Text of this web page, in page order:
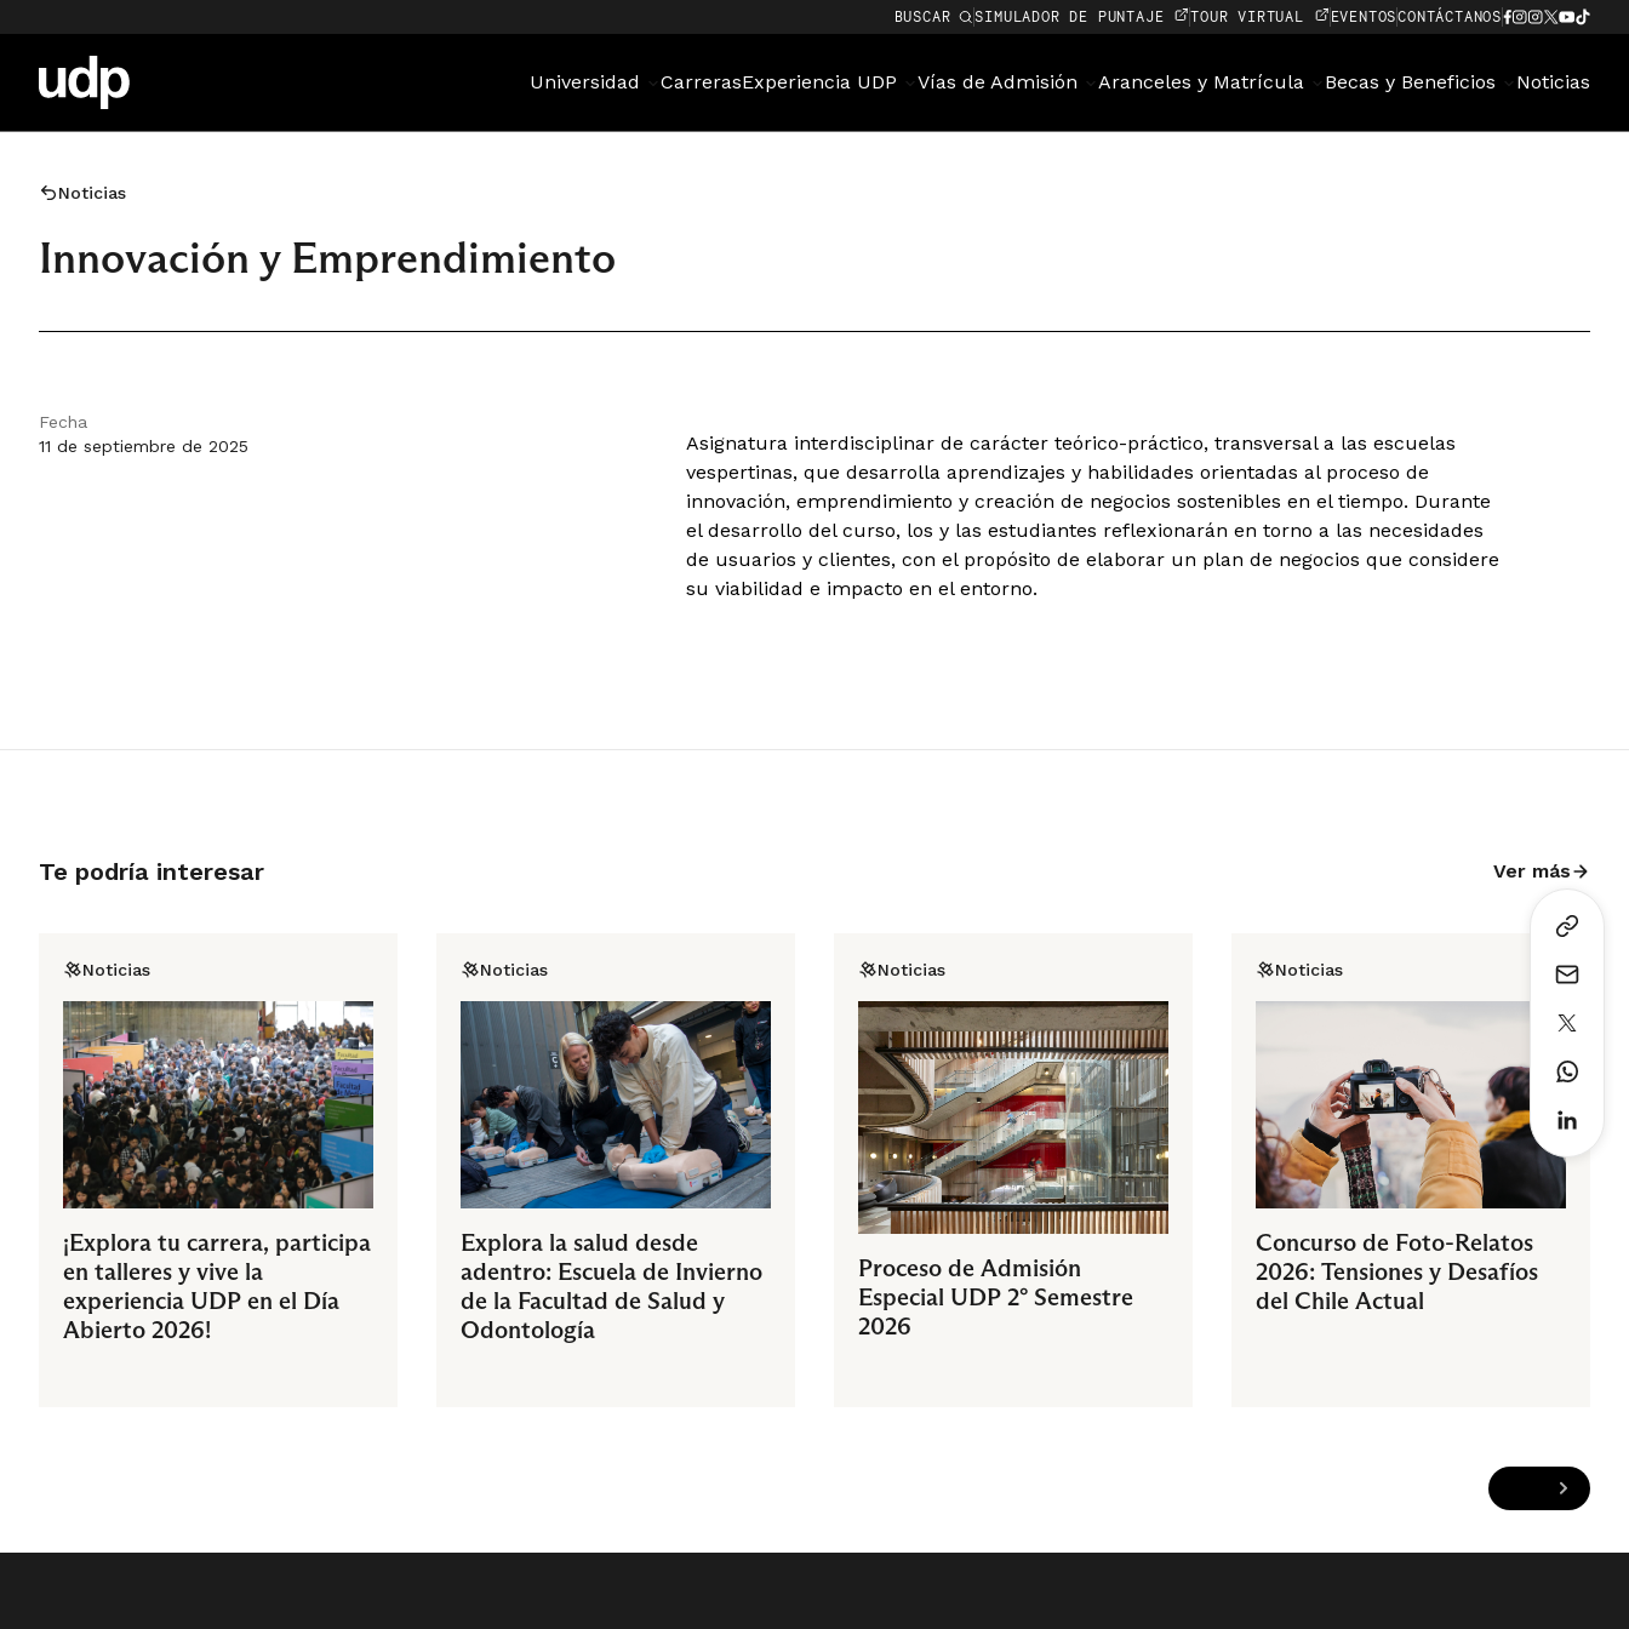
BUSCAR SIMULADOR DE PUNTAJE TOUR VIRTUAL EVENTOSCONTÁCTANOS
Universidad CarrerasExperiencia UDP Vías de Admisión Aranceles y Matrícula Becas y Beneficios Noticias
Noticias
Innovación y Emprendimiento
Fecha
11 de septiembre de 2025
Asignatura interdisciplinar de carácter teórico-práctico, transversal a las escuelas
vespertinas, que desarrolla aprendizajes y habilidades orientadas al proceso de
innovación, emprendimiento y creación de negocios sostenibles en el tiempo. Durante
el desarrollo del curso, los y las estudiantes reflexionarán en torno a las necesidades
de usuarios y clientes, con el propósito de elaborar un plan de negocios que considere
su viabilidad e impacto en el entorno.
Te podría interesar Ver más
Noticias
¡Explora tu carrera, participa
en talleres y vive la
experiencia UDP en el Día
Abierto 2026!
Noticias
Explora la salud desde
adentro: Escuela de Invierno
de la Facultad de Salud y
Odontología
Noticias
Proceso de Admisión
Especial UDP 2° Semestre
2026
Noticias
Concurso de Foto-Relatos
2026: Tensiones y Desafíos
del Chile Actual